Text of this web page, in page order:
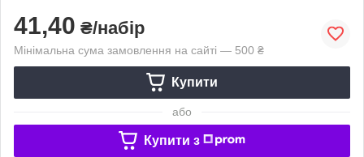
41,40 ₴/набір
Мінімальна сума замовлення на сайті — 500 ₴
Купити
або
Купити з